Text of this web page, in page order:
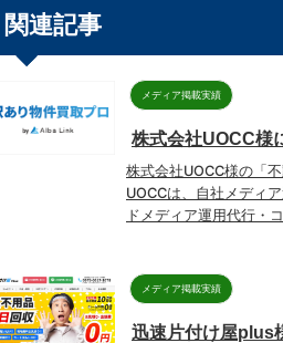
関連記事
メディア掲載実績
株式会社UOCC様
株式会社UOCC様の「
UOCCは、自社メディ
ドメディア運用代行・
メディア掲載実績
迅速片付け屋plus